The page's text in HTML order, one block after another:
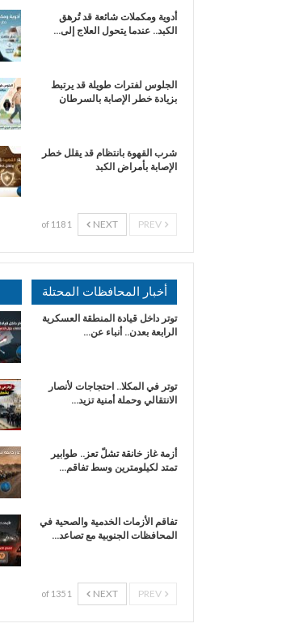
أدوية ومكملات شائعة قد تُرهق
الكبد.. عندما يتحول العلاج إلى…
الجلوس لفترات طويلة قد يرتبط
بزيادة خطر الإصابة بالسرطان
شرب القهوة بانتظام قد يقلل خطر
الإصابة بأمراض الكبد
NEXT
1 of 118
أخبار المحافظات المحتلة
توتر داخل قيادة المنطقة العسكرية
الرابعة بعدن.. أنباء عن…
توتر في المكلا.. احتجاجات لأنصار
الانتقالي وحملة أمنية تزيد…
أزمة غاز خانقة تشلّ تعز.. طوابير
تمتد لكيلومترين وسط تفاقم…
تفاقم الأزمات الخدمية والصحية في
المحافظات الجنوبية مع تصاعد…
NEXT
1 of 135